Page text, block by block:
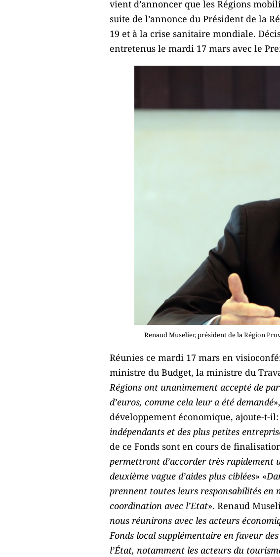
vient d’annoncer que les Régions
suite de l’annonce du Président de la
19 et à la crise sanitaire mondiale.
entretenus le mardi 17 mars avec le
Renaud Muselier, président de la Région
Réunies ce mardi 17 mars en
ministre du Budget, la ministre du
Régions ont unanimement accepté de
d’euros, comme cela leur a été demandé
développement économique, ajoute-t-il:
indépendants et des plus petites
de ce Fonds sont en cours de
permettront d’accorder très rapidement
deuxième vague d’aides plus ciblées» «
prennent toutes leurs responsabilités en
coordination avec l’Etat». Renaud
nous réunirons avec les acteurs
Fonds local supplémentaire en faveur
l’État, notamment les acteurs du